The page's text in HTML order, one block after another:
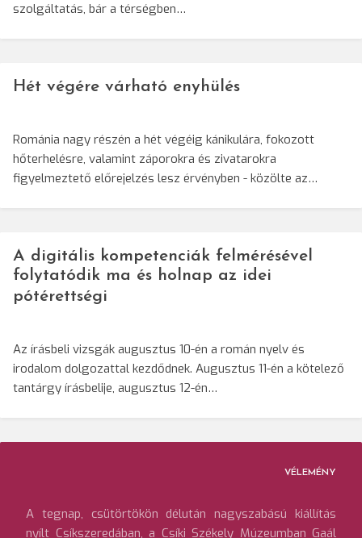
szolgáltatás, bár a térségben…
Hét végére várható enyhülés
Románia nagy részén a hét végéig kánikulára, fokozott
hőterhelésre, valamint záporokra és zivatarokra
figyelmeztető előrejelzés lesz érvényben - közölte az…
A digitális kompetenciák felmérésével
folytatódik ma és holnap az idei
pótérettségi
Az írásbeli vizsgák augusztus 10-én a román nyelv és
irodalom dolgozattal kezdődnek. Augusztus 11-én a kötelező
tantárgy írásbelije, augusztus 12-én…
VÉLEMÉNY
A tegnap, csütörtökön délután nagyszabású kiállítás
nyílt Csíkszeredában, a Csíki Székely Múzeumban Gaál